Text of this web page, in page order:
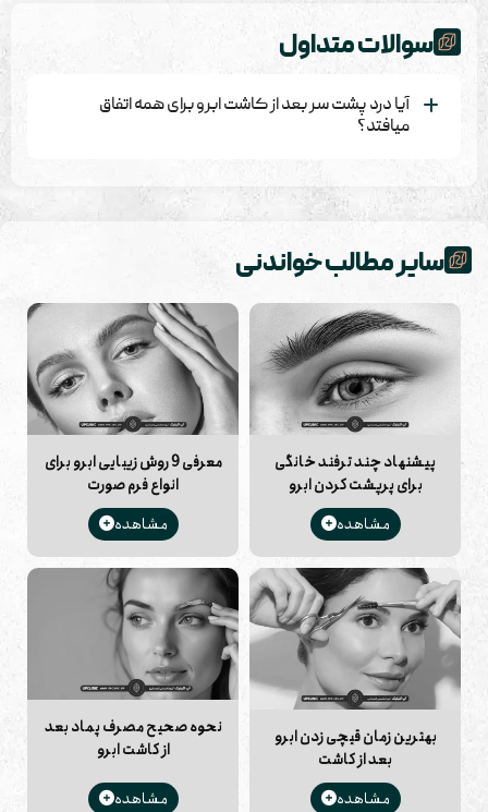
سوالات متداول
آیا درد پشت سر بعد از کاشت ابرو برای همه اتفاق
میافتد؟
اندازه و شدت اتفاق نمی ‌افتد. عواملی مانند آستانه تحمل درد
هر فرد، تکنیک کاشت ابرو، تعداد گرافت ‌های برداشته شده،
مراقبت ‌های پس از عمل و ویژگی‌ های فردی بدن در میزان و
مدت زمان این درد موثر هستند. به طور کلی، درد پشت سر
پس از کاشت ابرو یک عارضه جانبی رایج است، اما موقتی بوده و
با گذشت زمان بهبود می ‌یابد. با این حال، اگر درد شما شدید
است، مداوم است یا با گذشت زمان بهبود نمی ‌یابد، حتماً به
پزشک خود مراجعه کنید.
سایر مطالب خواندنی
پیشنهاد چند ترفند خانگی
برای پرپشت کردن ابرو
مشاهده
معرفی 9 روش زیبایی ابرو برای
انواع فرم صورت
مشاهده
بهترین زمان قیچی زدن ابرو
بعد از کاشت
مشاهده
نحوه صحیح مصرف پماد بعد
از کاشت ابرو
مشاهده